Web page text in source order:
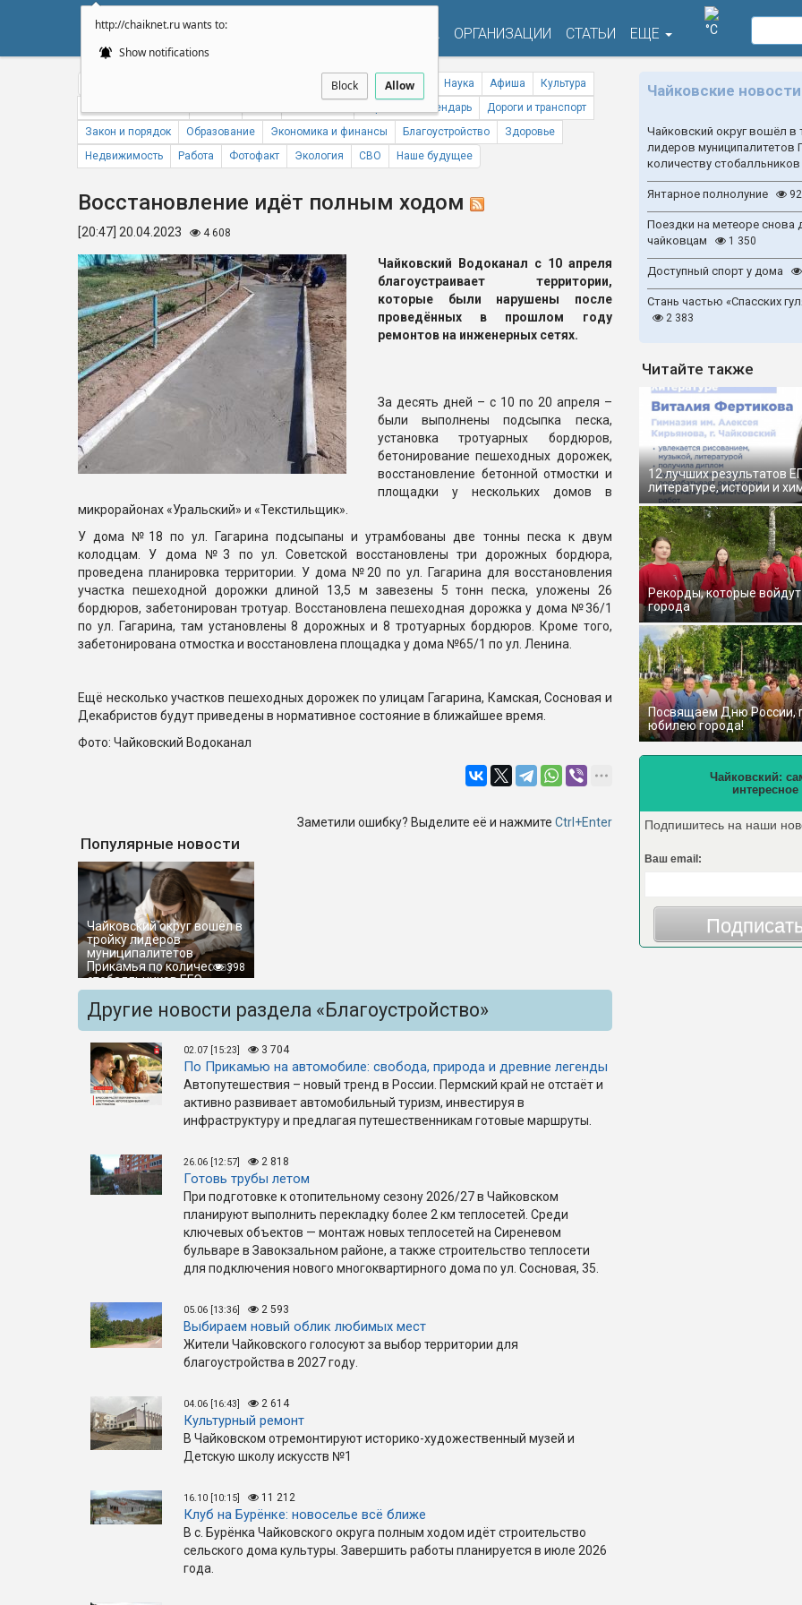
http://chaiknet.ru wants to:
Show notifications
Block Allow
АФИША ОРГАНИЗАЦИИ СТАТЬИ ЕЩЕ °C
Спорт Происшествия Наука Афиша
Культура
Народный календарь
Дороги и транспорт
Закон и порядок
Образование Экономика и финансы Благоустройство
Здоровье
Недвижимость
Работа Фотофакт Экология СВО Наше будущее
Восстановление идёт полным ходом
[20:47] 20.04.2023 4 608
Чайковский Водоканал с 10 апреля
благоустраивает территории,
которые были нарушены после
проведённых в прошлом году
ремонтов на инженерных сетях.
За десять дней – с 10 по 20 апреля –
были выполнены подсыпка песка,
установка тротуарных бордюров,
бетонирование пешеходных дорожек,
восстановление бетонной отмостки и
площадки у нескольких домов в
микрорайонах «Уральский» и «Текстильщик».
У дома №18 по ул. Гагарина подсыпаны и утрамбованы две тонны песка к двум
колодцам. У дома №3 по ул. Советской восстановлены три дорожных бордюра,
проведена планировка территории. У дома №20 по ул. Гагарина для восстановления
участка пешеходной дорожки длиной 13,5 м завезены 5 тонн песка, уложены 26
бордюров, забетонирован тротуар. Восстановлена пешеходная дорожка у дома №36/1
по ул. Гагарина, там установлены 8 дорожных и 8 тротуарных бордюров. Кроме того,
забетонирована отмостка и восстановлена площадка у дома №65/1 по ул. Ленина.
Ещё несколько участков пешеходных дорожек по улицам Гагарина, Камская, Сосновая и
Декабристов будут приведены в нормативное состояние в ближайшее время.
Фото: Чайковский Водоканал
Заметили ошибку? Выделите её и нажмите Ctrl+Enter
Популярные новости
Чайковский округ вошёл в
тройку лидеров
муниципалитетов
Прикамья по количеству
стобалльников ЕГЭ
398
Другие новости раздела «Благоустройство»
02.07 [15:23] 3 704
По Прикамью на автомобиле: свобода, природа и древние легенды
Автопутешествия – новый тренд в России. Пермский край не отстаёт и
активно развивает автомобильный туризм, инвестируя в
инфраструктуру и предлагая путешественникам готовые маршруты.
26.06 [12:57] 2 818
Готовь трубы летом
При подготовке к отопительному сезону 2026/27 в Чайковском
планируют выполнить перекладку более 2 км теплосетей. Среди
ключевых объектов — монтаж новых теплосетей на Сиреневом
бульваре в Завокзальном районе, а также строительство теплосети
для подключения нового многоквартирного дома по ул. Сосновая, 35.
05.06 [13:36] 2 593
Выбираем новый облик любимых мест
Жители Чайковского голосуют за выбор территории для
благоустройства в 2027 году.
04.06 [16:43] 2 614
Культурный ремонт
В Чайковском отремонтируют историко-художественный музей и
Детскую школу искусств №1
16.10 [10:15] 11 212
Клуб на Бурёнке: новоселье всё ближе
В с. Бурёнка Чайковского округа полным ходом идёт строительство
сельского дома культуры. Завершить работы планируется в июле 2026
года.
Чайковские новости
Чайковский округ вошёл в
лидеров муниципалитетов
количеству
Янтарное полнолуние
Поездки на метеоре снова
чайковцам
1 350
Доступный спорт у дома
Стань частью «Спасских
2 383
Читайте также
12 лучших результатов
литературе, истории и
Рекорды, которые
города
Посвящаем Дню России,
юбилею города!
Чайковский:
интересное
Подпишитесь на наши
Ваш email: